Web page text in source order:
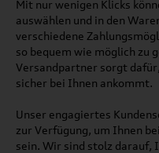
Mit nur wenigen Klicks
auswählen und in den
verschiedene
so bequem wie möglich zu
Versandpartner sorgt
sicher bei Ihnen ankommt.
Unser engagiertes
zur Verfügung, um Ihnen
sein. Wir sind stolz darauf,